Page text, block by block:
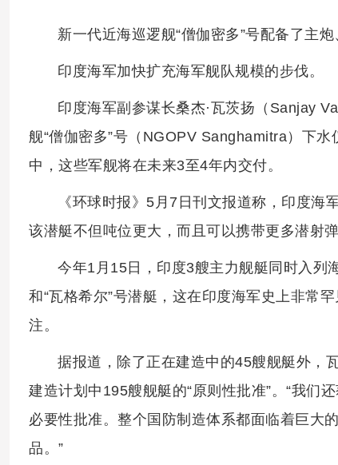
新一代近海巡逻舰“僧伽密多”号配备了主炮
印度海军加快扩充海军舰队规模的步伐。
印度海军副参谋长桑杰·瓦茨扬（Sanjay
舰“僧伽密多”号（NGOPV Sanghamitra）下
中，这些军舰将在未来3至4年内交付。
《环球时报》5月7日刊文报道称，印度海
该潜艇不但吨位更大，而且可以携带更多潜射弹
今年1月15日，印度3艘主力舰艇同时入列
和“瓦格希尔”号潜艇，这在印度海军史上非常
注。
据报道，除了正在建造中的45艘舰艇外，
建造计划中195艘舰艇的“原则性批准”。“我们
必要性批准。整个国防制造体系都面临着巨大
品。”